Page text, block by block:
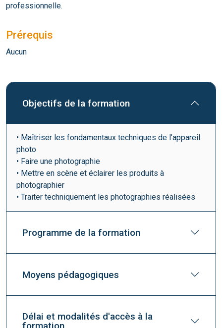
professionnelle.
Prérequis
Aucun
Objectifs de la formation
• Maîtriser les fondamentaux techniques de l’appareil
photo
• Faire une photographie
• Mettre en scène et éclairer les produits à
photographier
• Traiter techniquement les photographies réalisées
Programme de la formation
Moyens pédagogiques
Délai et modalités d'accès à la